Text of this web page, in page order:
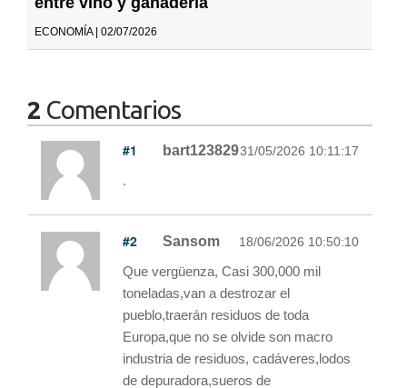
ECONOMÍA | 02/07/2026
2 Comentarios
#1 bart12382931/05/2026 10:11:17
.
#2 Sansom 18/06/2026 10:50:10
Que vergüenza, Casi 300,000 mil
toneladas,van a destrozar el
pueblo,traerán residuos de toda
Europa,que no se olvide son macro
industria de residuos, cadáveres,lodos
de depuradora,sueros de